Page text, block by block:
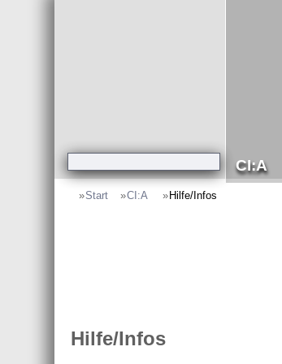
CI:A
»Start »CI:A » Hilfe/Infos
Hilfe/Infos